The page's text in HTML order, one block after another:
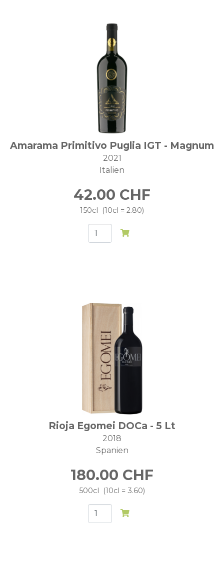
Amarama Primitivo Puglia IGT - Magnum
2021
Italien
42.00 CHF
150cl 10cl = 2.80
Rioja Egomei DOCa - 5 Lt
2018
Spanien
180.00 CHF
500cl 10cl = 3.60